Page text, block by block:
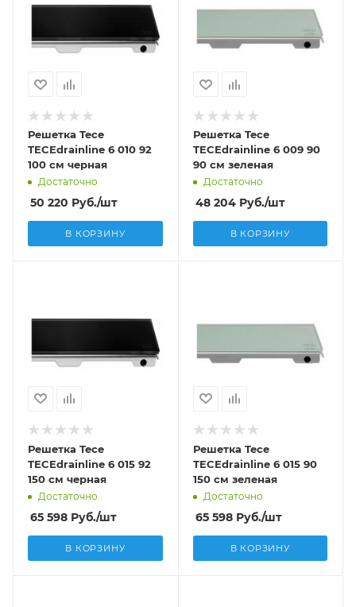
Решетка Tece
TECEdrainline 6 010 92
100 см черная
Достаточно
50 220 Руб./шт
В КОРЗИНУ
Решетка Tece
TECEdrainline 6 009 90
90 см зеленая
Достаточно
48 204Руб./шт
В КОРЗИНУ
Решетка Tece
TECEdrainline 6 015 92
150 см черная
Достаточно
65 598 Руб./шт
В КОРЗИНУ
Решетка Tece
TECEdrainline 6 015 90
150 см зеленая
Достаточно
65 598Руб./шт
В КОРЗИНУ